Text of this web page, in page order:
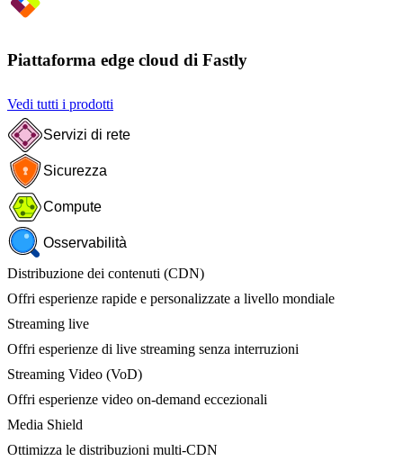
Piattaforma edge cloud di Fastly
Vedi tutti i prodotti
Servizi di rete
Sicurezza
Compute
Osservabilità
Distribuzione dei contenuti (CDN)
Offri esperienze rapide e personalizzate a livello mondiale
Streaming live
Offri esperienze di live streaming senza interruzioni
Streaming Video (VoD)
Offri esperienze video on-demand eccezionali
Media Shield
Ottimizza le distribuzioni multi-CDN